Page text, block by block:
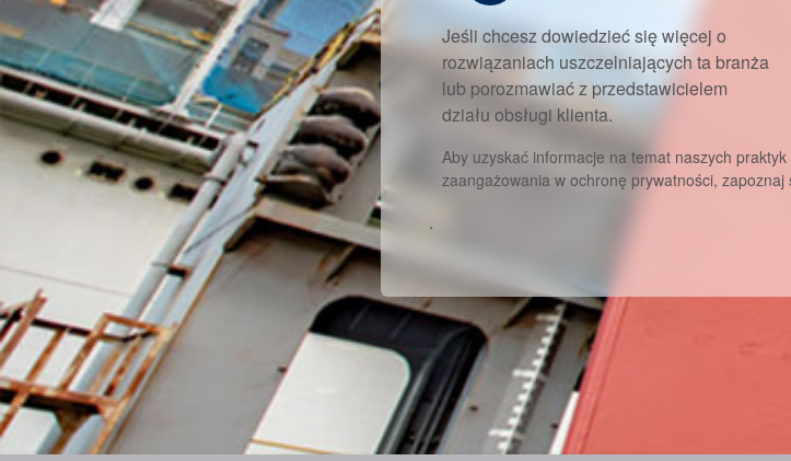
Jeśli chcesz dowiedzieć się więcej o
rozwiązaniach uszczelniających ta branża
lub porozmawiać z przedstawicielem
działu obsługi klienta.
Aby uzyskać informacje na temat naszych
zaangażowania w ochronę prywatności, zapoznaj
.